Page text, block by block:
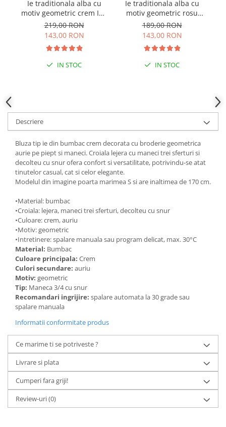
Ie traditionala alba cu
motiv geometric crem Ina
01
219,00 RON
143,00 RON
IN STOC
Ie traditionala alba cu
motiv geometric rosu
Ernestina 03
189,00 RON
143,00 RON
IN STOC
Descriere
Bluza tip ie din bumbac crem decorata cu broderie geometrica
aurie pe piept si maneci. Croiala lejera cu maneci trei sferturi si
decolteu cu snur ofera confort si versatilitate, potrivindu-se atat
tinutelor casual, cat si celor elegante.
Modelul din imagine poarta marimea S si are inaltimea de 170 cm.
•Material: bumbac
•Croiala: lejera, maneci trei sferturi, decolteu cu snur
•Culoare: crem, auriu
•Motiv: geometric
•Intretinere: spalare manuala sau program delicat, max. 30°C
Material: Bumbac
Culoare principala: Crem
Culori secundare: auriu
Motiv: geometric
Tip: Maneca 3/4 cu snur
Recomandari ingrijire: spalare automata la 30 grade sau
spalare manuala
Informatii conformitate produs
Ce marime ti se potriveste ?
Livrare si plata
Cumperi fara griji!
Review-uri(0)